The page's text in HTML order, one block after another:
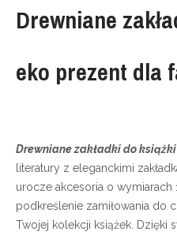
Drewniane
eko prezent dla
Drewniane zakładki do książki
literatury z eleganckimi
urocze akcesoria o
podkreślenie zamiłowania do
Twojej kolekcji książek. Dzięki